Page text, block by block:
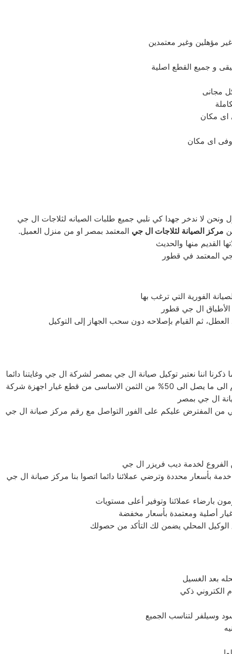
مؤهلين وغير معتمدين
مركز الصيانة لثلاجات ال جي المعتمد بمصر او من منزل العميل.
العطل، ثم القيام بإصلاحه دون سحب الجهاز إلى التوكيل
اننا نعتبر توكيل صيانة ال جي بمصر لشركة ال جي وغايتنا دائما
هى توفير اعلى خدمة صيانة لعملاء صيانة ال جي بمصر الكرام لذلك نحن لدينا قطع غيار اصلية وبأسعار لا تنافس حيث يصل الخصم الى ما يصل الى 50% من الثمن الاساسى من قطع غيار اجهزة شركة
ال جي بمصر
من المفترض عليكم على الفور التواصل مع رقم مركز صيانة ال جي
لخدمة ديب فريزر ال جي
بأسعار محددة وترضي عملائنا دائما اتصوا بنا مركز صيانة ال جي
بارضاء عملائنا وتوفير أعلى مستويات
أصلية ومعتمدة بأسعار مخفضة
المحلي يضمن لك التأكد من حصولك